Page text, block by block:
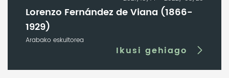
Lorenzo Fernández de Viana (1866-
1929)
Arabako eskultorea
Ikusi gehiago